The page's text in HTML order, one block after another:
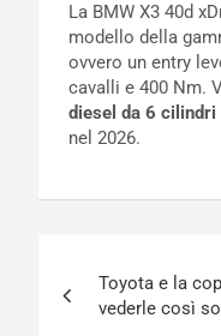
La BMW X3 40d
modello della
ovvero un entry
cavalli e 400 Nm.
diesel da 6 cilindri
nel 2026.
articoli
Toyota e la
vederle così